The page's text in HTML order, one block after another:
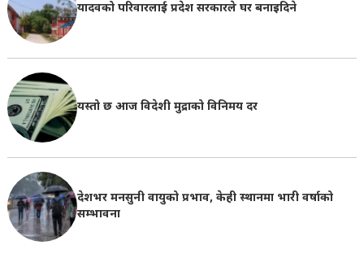
यादवको परिवारलाई प्रदेश सरकारले घर बनाइदिने
यस्तो छ आज विदेशी मुद्राको विनिमय दर
देशभर मनसुनी वायुको प्रभाव, केही स्थानमा भारी वर्षाको
सम्भावना